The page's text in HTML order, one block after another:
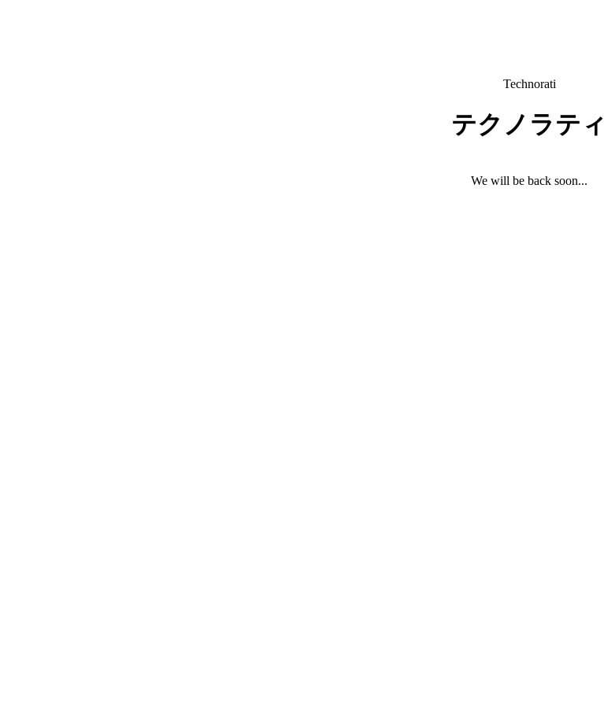
Technorati
テクノラティ
We will be back soon...